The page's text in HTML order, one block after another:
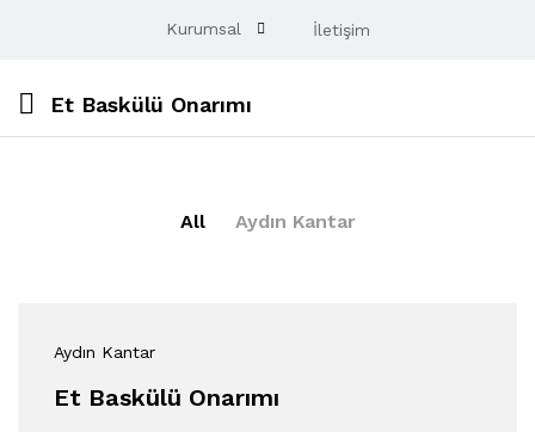
Kurumsal İletişim
Et Baskülü Onarımı
All Aydın Kantar
Aydın Kantar
Et Baskülü Onarımı